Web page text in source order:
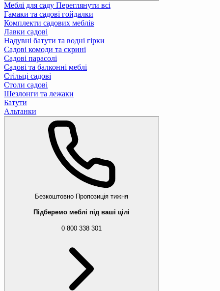
Меблі для саду Переглянути всі
Гамаки та садові гойдалки
Комплекти садових меблів
Лавки садові
Надувні батути та водні гірки
Садові комоди та скрині
Садові парасолі
Садові та балконні меблі
Стільці садові
Столи садові
Шезлонги та лежаки
Батути
Альтанки
Безкоштовно Пропозиція тижня
Підберемо меблі під ваші цілі
0 800 338 301